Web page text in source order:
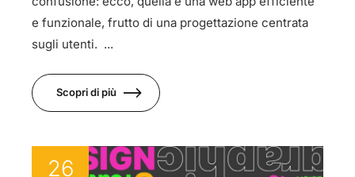
e funzionale, frutto di una progettazione centrata
sugli utenti. ...
Scopri di più
26